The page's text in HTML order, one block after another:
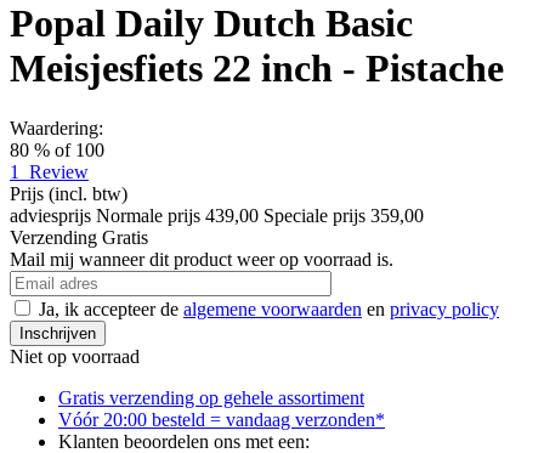
Popal Daily Dutch Basic
Meisjesfiets 22 inch - Pistache
Waardering:
80 % of 100
1
Review
Prijs (incl. btw)
adviesprijs Normale prijs 439,00 Speciale prijs 359,00
Verzending Gratis
Mail mij wanneer dit product weer op voorraad is.
Ja, ik accepteer de algemene voorwaarden en privacy policy
Inschrijven
Niet op voorraad
Gratis verzending op gehele assortiment
Vóór 20:00 besteld = vandaag verzonden*
Klanten beoordelen ons met een: